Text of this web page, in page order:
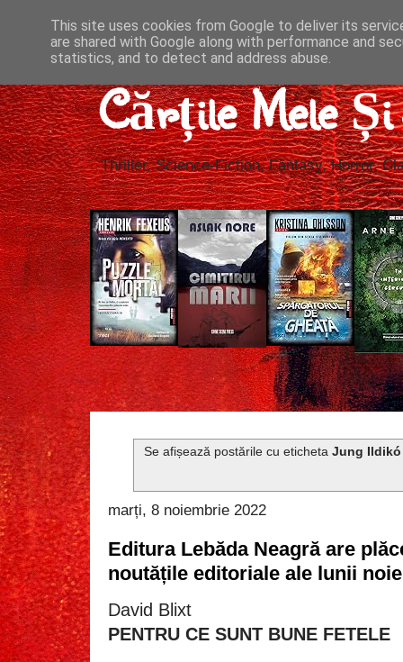
Cărțile Mele
Thriller, Science-Fiction, Fantasy, Horror,
Se afișează postările cu eticheta Jung
marți, 8 noiembrie 2022
Editura Lebăda Neagră are
noutățile editoriale ale lunii
David Blixt
PENTRU CE SUNT BUNE FETELE
This site uses cookies from Google to deliver its
are shared with Google along with performance and
statistics, and to detect and address abuse.